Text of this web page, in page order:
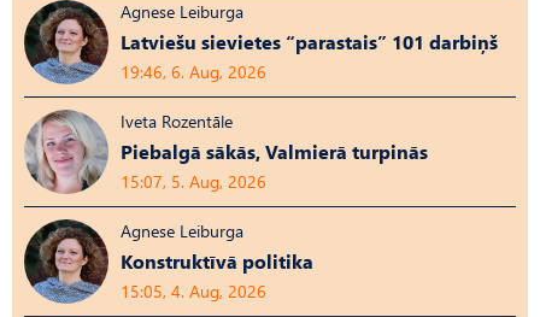
Agnese Leiburga
Latviešu sievietes “parastais” 101 darbiņš
19:46, 6. Aug, 2026
Iveta Rozentāle
Piebalgā sākās, Valmierā turpinās
15:07, 5. Aug, 2026
Agnese Leiburga
Konstruktīvā politika
15:05, 4. Aug, 2026